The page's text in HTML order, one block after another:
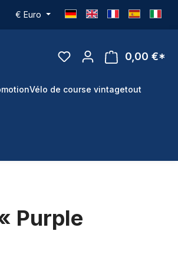
€ Euro
0,00 €*
Vélo de course vintagetout
Purple